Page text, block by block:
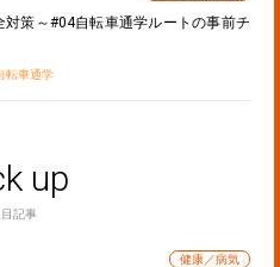
対策～#04自転車通学ルートの事前チ
転車通学
up
記事
健康／病気